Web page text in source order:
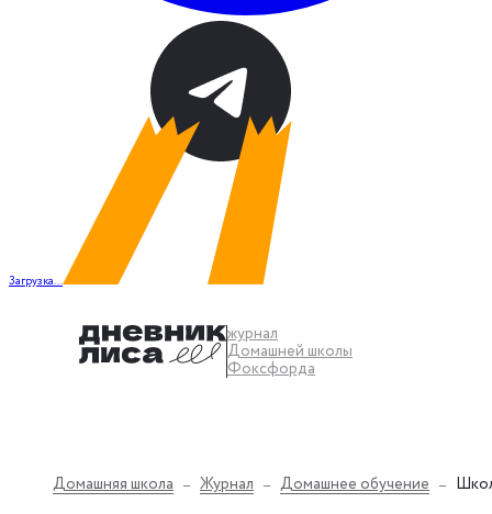
Загрузка...
журнал
Домашней школы
Фоксфорда
Домашняя школа Журнал Домашнее обучение